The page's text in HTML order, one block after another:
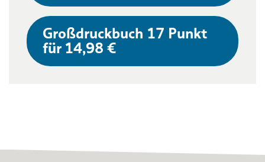
Großdruckbuch 17 Punkt
für 14,98 €